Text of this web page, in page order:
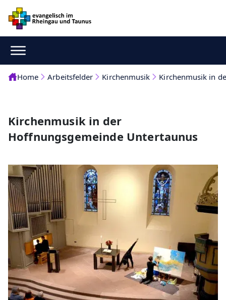
Home Arbeitsfelder Kirchenmusik Kirchenmusik in
Kirchenmusik in der
Hoffnungsgemeinde Untertaunus